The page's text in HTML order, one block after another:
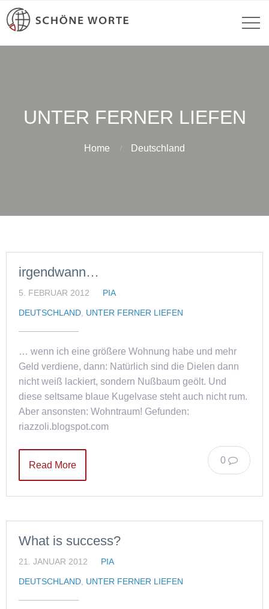
UNTER FERNER LIEFEN
Home Deutschland
irgendwann…
5. FEBRUAR 2012 PIA
DEUTSCHLAND UNTER FERNER LIEFEN
… wenn ich eine größere Wohnung habe und mehr
Geld verdiene, dann: Natürlich sind die Dielen dann
nicht weiß lackiert, sondern Nußbaum geölt. Und
diese seltsame blaue Kugelvase steht auch nicht rum.
Aber ansonsten: Wohntraum! Gefunden:
riazzoli.blogspot.com
0
Read More
What is success?
21. JANUAR 2012 PIA
DEUTSCHLAND UNTER FERNER LIEFEN